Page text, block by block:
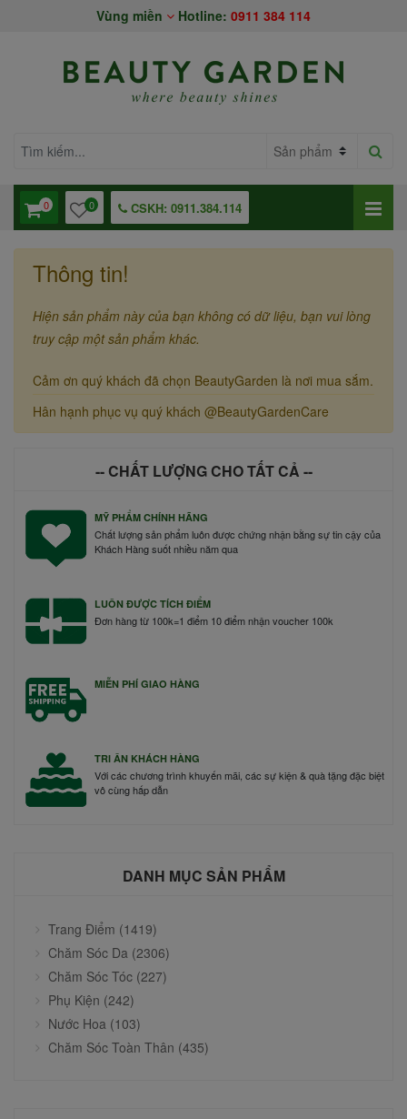
Vùng miền Hotline: 0911 384 114
0 0 CSKH: 0911.384.114
Thông tin!
Hiện sản phẩm này của bạn không có dữ liệu, bạn vui lòng
truy cập một sản phẩm khác.
Cảm ơn quý khách đã chọn BeautyGarden là nơi mua sắm.
Hân hạnh phục vụ quý khách @BeautyGardenCare
-- CHẤT LƯỢNG CHO TẤT CẢ --
MỸ PHẨM CHÍNH HÃNG
Chất lượng sản phẩm luôn được chứng nhận bằng sự tin cậy của
Khách Hàng suốt nhiều năm qua
LUÔN ĐƯỢC TÍCH ĐIỂM
Đơn hàng từ 100k=1 điểm 10 điểm nhận voucher 100k
MIỄN PHÍ GIAO HÀNG
TRI ÂN KHÁCH HÀNG
Với các chương trình khuyến mãi, các sự kiện & quà tặng đặc biệt
vô cùng hấp dẫn
DANH MỤC SẢN PHẨM
Trang Điểm (1419)
Chăm Sóc Da (2306)
Chăm Sóc Tóc (227)
Phụ Kiện (242)
Nước Hoa (103)
Chăm Sóc Toàn Thân (435)